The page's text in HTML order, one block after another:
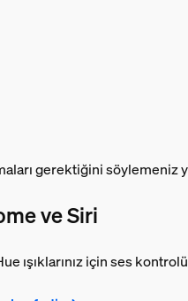
gerektiğini söylemeniz
ve Siri
ışıklarınız için ses